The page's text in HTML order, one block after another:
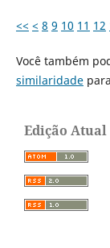
<< < 8 9 10 11 12
Você também
similaridade
Edição Atual